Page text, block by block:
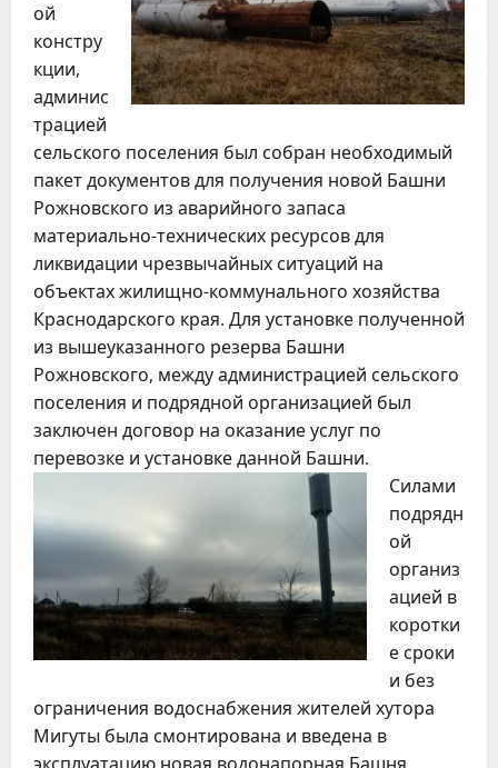
ой
констру
кции,
админис
трацией
сельского поселения был собран необходимый
пакет документов для получения новой Башни
Рожновского из аварийного запаса
материально-технических ресурсов для
ликвидации чрезвычайных ситуаций на
объектах жилищно-коммунального хозяйства
Краснодарского края. Для установке полученной
из вышеуказанного резерва Башни
Рожновского, между администрацией сельского
поселения и подрядной организацией был
заключен договор на оказание услуг по
перевозке и установке данной Башни.
Силами
подрядн
ой
организ
ацией в
коротки
е сроки
и без
ограничения водоснабжения жителей хутора
Мигуты была смонтирована и введена в